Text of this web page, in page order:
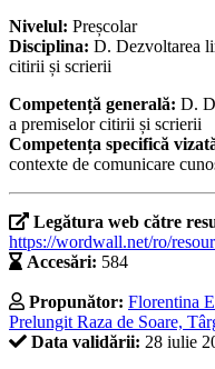
Nivelul: Preșcolar
Disciplina: D. Dezvoltarea
citirii și scrierii
Competență generală: D.
a premiselor citirii și scrierii
Competența specifică
contexte de comunicare
Legătura web către
https://wordwall.net/ro/
Accesări: 584
Propunător: Florentina
Prelungit Raza de Soare,
Data validării: 28 iulie